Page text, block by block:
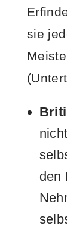
sie
den